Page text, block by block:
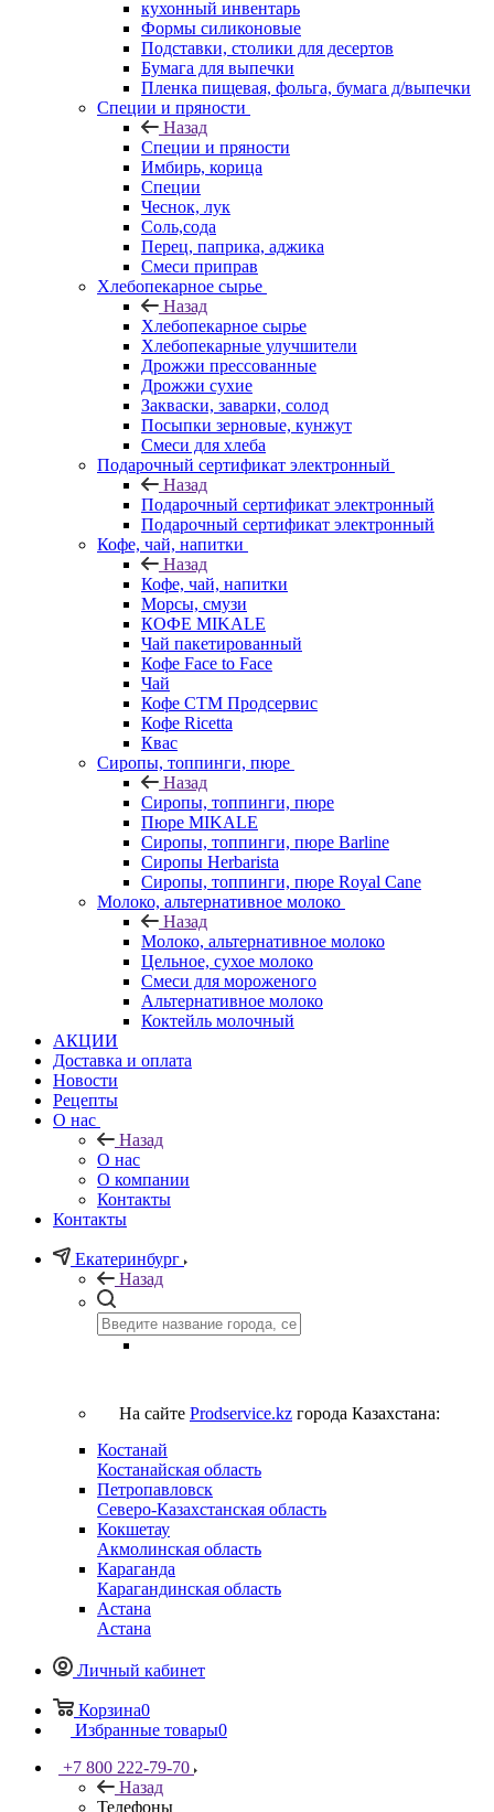
кухонный инвентарь
Формы силиконовые
Подставки, столики для десертов
Бумага для выпечки
Пленка пищевая, фольга, бумага д/выпечки
Специи и пряности
Назад
Специи и пряности
Имбирь, корица
Специи
Чеснок, лук
Соль,сода
Перец, паприка, аджика
Смеси приправ
Хлебопекарное сырье
Назад
Хлебопекарное сырье
Хлебопекарные улучшители
Дрожжи прессованные
Дрожжи сухие
Закваски, заварки, солод
Посыпки зерновые, кунжут
Смеси для хлеба
Подарочный сертификат электронный
Назад
Подарочный сертификат электронный
Подарочный сертификат электронный
Кофе, чай, напитки
Назад
Кофе, чай, напитки
Морсы, смузи
КОФЕ MIKALE
Чай пакетированный
Кофе Face to Face
Чай
Кофе СТМ Продсервис
Кофе Ricetta
Квас
Сиропы, топпинги, пюре
Назад
Сиропы, топпинги, пюре
Пюре MIKALE
Сиропы, топпинги, пюре Barline
Сиропы Herbarista
Сиропы, топпинги, пюре Royal Cane
Молоко, альтернативное молоко
Назад
Молоко, альтернативное молоко
Цельное, сухое молоко
Смеси для мороженого
Альтернативное молоко
Коктейль молочный
АКЦИИ
Доставка и оплата
Новости
Рецепты
О нас
Назад
О нас
О компании
Контакты
Контакты
Екатеринбург
Назад
На сайте Prodservice.kz города Казахстана:
Костанай
Костанайская область
Петропавловск
Северо-Казахстанская область
Кокшетау
Акмолинская область
Караганда
Карагандинская область
Астана
Астана
Личный кабинет
Корзина0
Избранные товары0
+7 800 222-79-70
Назад
Телефоны